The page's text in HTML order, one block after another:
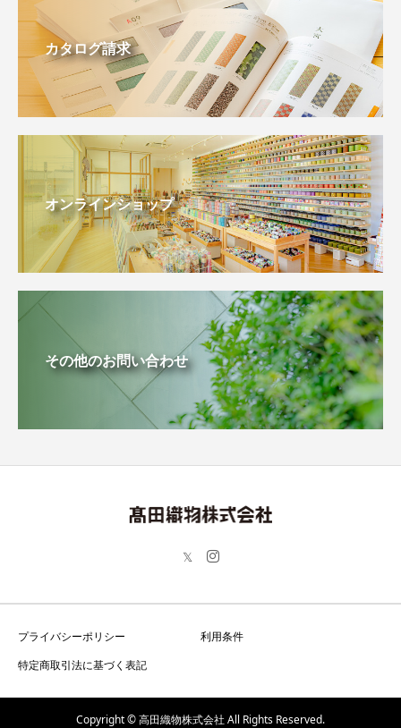
カタログ請求
オンラインショップ
その他のお問い合わせ
プライバシーポリシー
利用条件
特定商取引法に基づく表記
Copyright © 高田織物株式会社 All Rights Reserved.